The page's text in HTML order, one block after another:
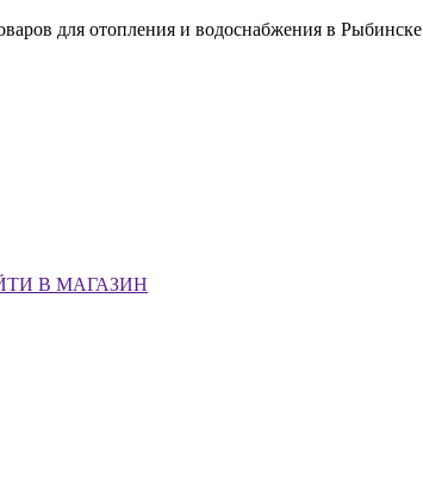
для отопления и водоснабжения в Рыбинске
В МАГАЗИН